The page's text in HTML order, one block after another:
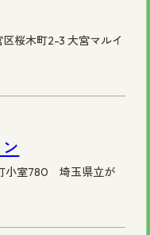
桜木町2-3 大宮マルイ
小室780 埼玉県立が